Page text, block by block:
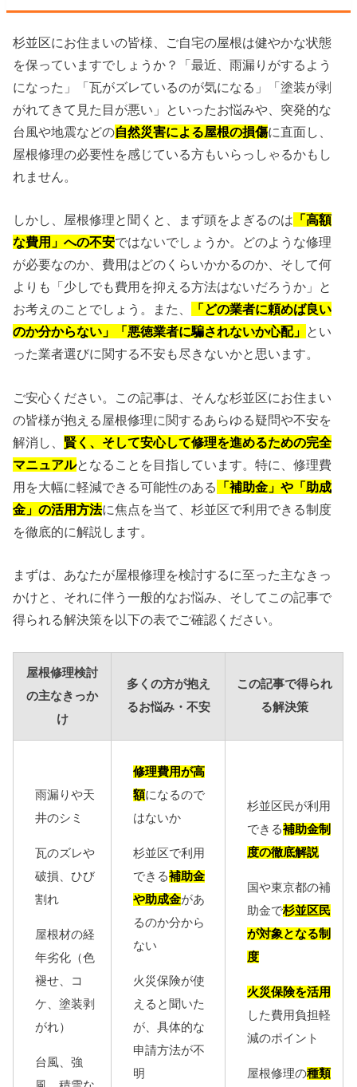
杉並区にお住まいの皆様、ご自宅の屋根は健やかな状態
を保っていますでしょうか？「最近、雨漏りがするよう
になった」「瓦がズレているのが気になる」「塗装が剥
がれてきて見た目が悪い」といったお悩みや、突発的な
台風や地震などの自然災害による屋根の損傷に直面し、
屋根修理の必要性を感じている方もいらっしゃるかもし
れません。
しかし、屋根修理と聞くと、まず頭をよぎるのは 「高額
な費用」への不安ではないでしょうか。どのような修理
が必要なのか、費用はどのくらいかかるのか、そして何
よりも「少しでも費用を抑える方法はないだろうか」と
お考えのことでしょう。また、
「どの業者に頼めば良い
のか分からない」「悪徳業者に騙されないか心配」 とい
った業者選びに関する不安も尽きないかと思います。
ご安心ください。この記事は、そんな杉並区にお住まい
の皆様が抱える屋根修理に関するあらゆる疑問や不安を
解消し、 賢く、そして安心して修理を進めるための完全
マニュアルとなることを目指しています。特に、修理費
用を大幅に軽減できる可能性のある
「補助金」や「助成
金」の活用方法に焦点を当て、杉並区で利用できる制度
を徹底的に解説します。
まずは、あなたが屋根修理を検討するに至った主なきっ
かけと、それに伴う一般的なお悩み、そしてこの記事で
得られる解決策を以下の表でご確認ください。
屋根修理検討
の主なきっか
け
多くの方が抱え
るお悩み・不安
この記事で得られ
る解決策
雨漏りや天
井のシミ
瓦のズレや
破損、ひび
割れ
屋根材の経
年劣化（色
褪せ、コ
ケ、塗装剥
がれ）
台風、強
修理費用が高
額になるので
はないか
杉並区で利用
できる補助金
や助成金があ
るのか分から
ない
火災保険が使
えると聞いた
が、具体的な
申請方法が不
明
杉並区民が利用
できる補助金制
度の徹底解説
国や東京都の補
助金で杉並区民
が対象となる制
度
火災保険を活用
した費用負担軽
減のポイント
屋根修理の種類